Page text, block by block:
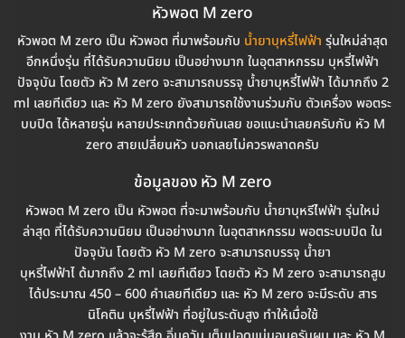
หัวพอต M zero
หัวพอต M zero เป็น หัวพอต ที่มาพร้อมกับ น้ำยาบุหรี่ไฟฟ้า รุ่นใหม่ล่าสุด
อีกหนึ่งรุ่น ที่ได้รับความนิยม เป็นอย่างมาก ในอุตสาหกรรม บุหรี่ไฟฟ้า
ปัจจุบัน โดยตัว หัว M zero จะสามารถบรรจุ น้ำยาบุหรี่ไฟฟ้า ได้มากถึง 2
ml เลยทีเดียว และ หัว M zero ยังสามารถใช้งานร่วมกับ ตัวเครื่อง พอตระ
บบปิด ได้หลายรุ่น หลายประเภทด้วยกันเลย ขอแนะนำเลยครับกับ หัว M
zero สายเปลี่ยนหัว บอกเลยไม่ควรพลาดครับ
ข้อมูลของ หัว M zero
หัวพอต M zero เป็น หัวพอต ที่จะมาพร้อมกับ น้ำยาบุหรีไ่ฟฟ้า รุ่นใหม่
ล่าสุด ที่ได้รับความนิยม เป็นอย่างมาก ในอุตสาหกรรม พอตระบบปิด ใน
ปัจจุบัน โดยตัว หัว M zero จะสามารถบรรจุ น้ำยา
บุหรี่ไฟฟ้าไ ด้มากถึง 2 ml เลยทีเดียว โดยตัว หัว M zero จะสามารถสูบ
ได้ประมาณ 450 – 600 คำเลยทีเดียว และ หัว M zero จะมีระดับ สาร
นิโคติน บุหรี่ไฟฟ้า ที่อยู่ในระดับสูง ทำให้เมื่อใช้